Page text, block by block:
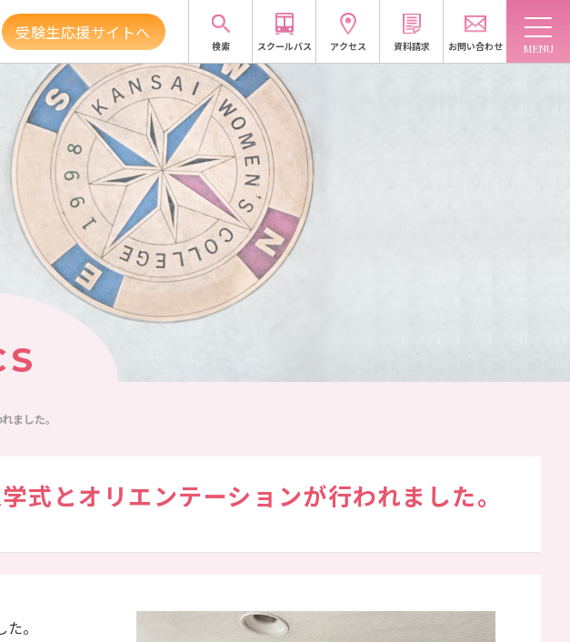
受験生応援サイトへ
検索 スクールバス アクセス 資料請求 お問い合わせ
高大連携・地域連携 入試情報
織・データ
・利用案内
ました。
式とオリエンテーションが行われました。
。